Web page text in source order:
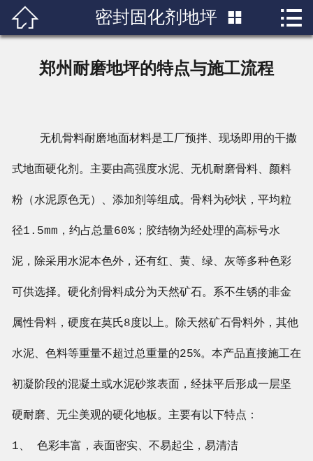
 首页
成功案例
行业知识
人才招聘
 密封固化剂地坪  
郑州耐磨地坪的特点与施工流程
无机骨料耐磨地面材料是工厂预拌、现场即用的干撒
式地面硬化剂。主要由高强度水泥、无机耐磨骨料、颜料
粉（水泥原色无）、添加剂等组成。骨料为砂状，平均粒
径1.5mm，约占总量60%；胶结物为经处理的高标号水
泥，除采用水泥本色外，还有红、黄、绿、灰等多种色彩
可供选择。硬化剂骨料成分为天然矿石。系不生锈的非金
属性骨料，硬度在莫氏8度以上。除天然矿石骨料外，其他
水泥、色料等重量不超过总重量的25%。本产品直接施工在
初凝阶段的混凝土或水泥砂浆表面，经抹平后形成一层坚
硬耐磨、无尘美观的硬化地板。主要有以下特点：
1、 色彩丰富，表面密实、不易起尘，易清洁